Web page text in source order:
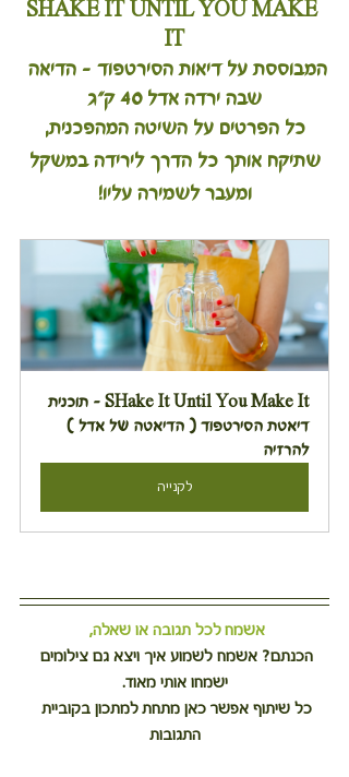
SHAKE IT UNTIL YOU MAKE
IT
המבוססת על דיאות הסירטפוד - הדיאה
שבה ירדה אדל 40 ק"ג
כל הפרטים על השיטה המהפכנית,
שתיקח אותך כל הדרך לירידה במשקל
ומעבר לשמירה עליו!
SHake It Until You Make It - תוכנית
דיאטת הסירטפוד ( הדיאטה של אדל )
להרזיה
לקנייה
אשמח לכל תגובה או שאלה,
הכנתם? אשמח לשמוע איך ויצא גם צילומים
ישמחו אותי מאוד.
כל שיתוף אפשר כאן מתחת למתכון בקוביית
התגובות